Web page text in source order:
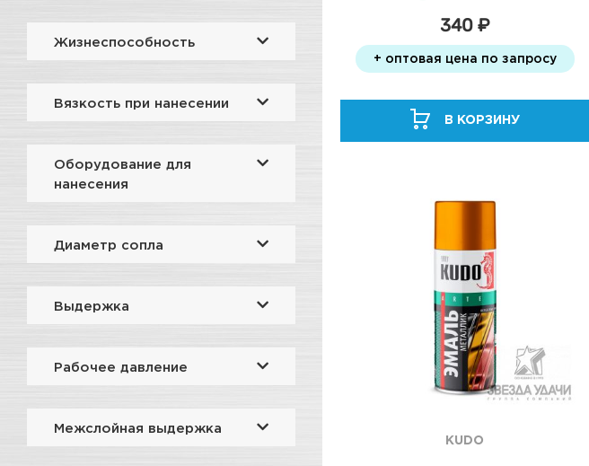
Жизнеспособность
Вязкость при нанесении
Оборудование для
нанесения
Диаметр сопла
Выдержка
Рабочее давление
Межслойная выдержка
340 ₽
+ оптовая цена по запросу
В КОРЗИНУ
KUDO